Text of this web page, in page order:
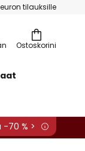
tilauksille
Ostoskorini
-70 % >